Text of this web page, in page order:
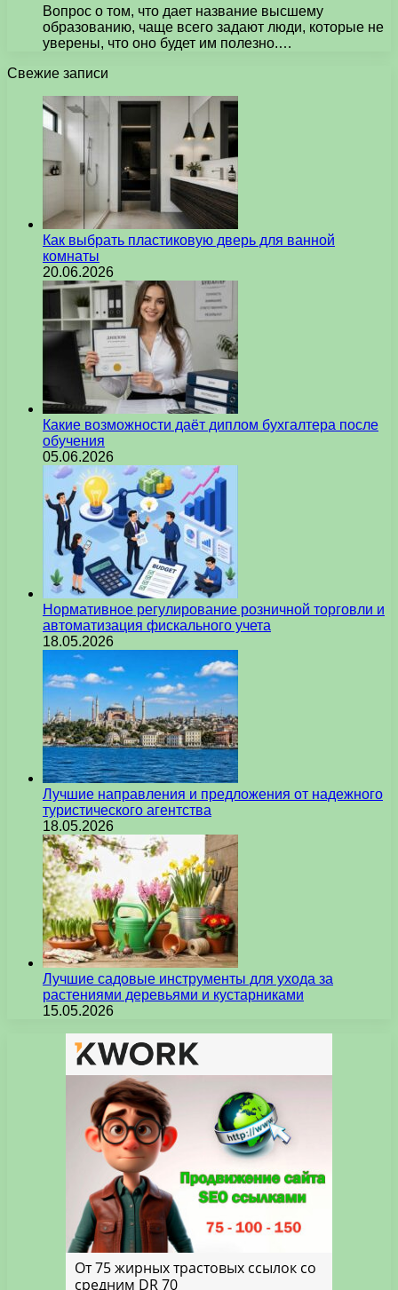
Вопрос о том, что дает название высшему
образованию, чаще всего задают люди, которые не
уверены, что оно будет им полезно.…
Свежие записи
Как выбрать пластиковую дверь для ванной
комнаты
20.06.2026
Какие возможности даёт диплом бухгалтера после
обучения
05.06.2026
Нормативное регулирование розничной торговли и
автоматизация фискального учета
18.05.2026
Лучшие направления и предложения от надежного
туристического агентства
18.05.2026
Лучшие садовые инструменты для ухода за
растениями деревьями и кустарниками
15.05.2026